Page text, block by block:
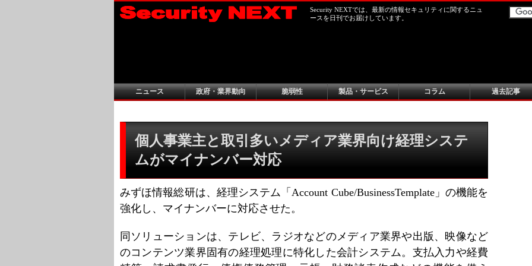
Security NEXTでは、最新の情報セキュリティに関するニュ
ースを日刊でお届けしています。
ニュース 政府・業界動向 脆弱性 製品・サービス コラム 過去記事
個人事業主と取引多いメディア業界向け経理システ
ムがマイナンバー対応
みずほ情報総研は、経理システム「Account Cube/BusinessTemplate」の機能を
強化し、マイナンバーに対応させた。
同ソリューションは、テレビ、ラジオなどのメディア業界や出版、映像など
のコンテンツ業界固有の経理処理に特化した会計システム。支払入力や経費